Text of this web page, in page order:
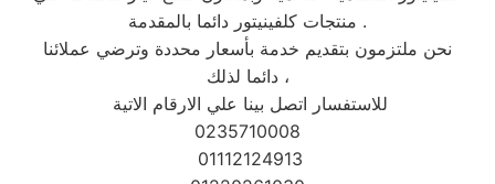
منتجات كلفينيتور دائما بالمقدمة .
نحن ملتزمون بتقديم خدمة بأسعار محددة وترضي عملائنا
دائما لذلك ،
للاستفسار اتصل بينا علي الارقام الاتية
0235710008
01112124913